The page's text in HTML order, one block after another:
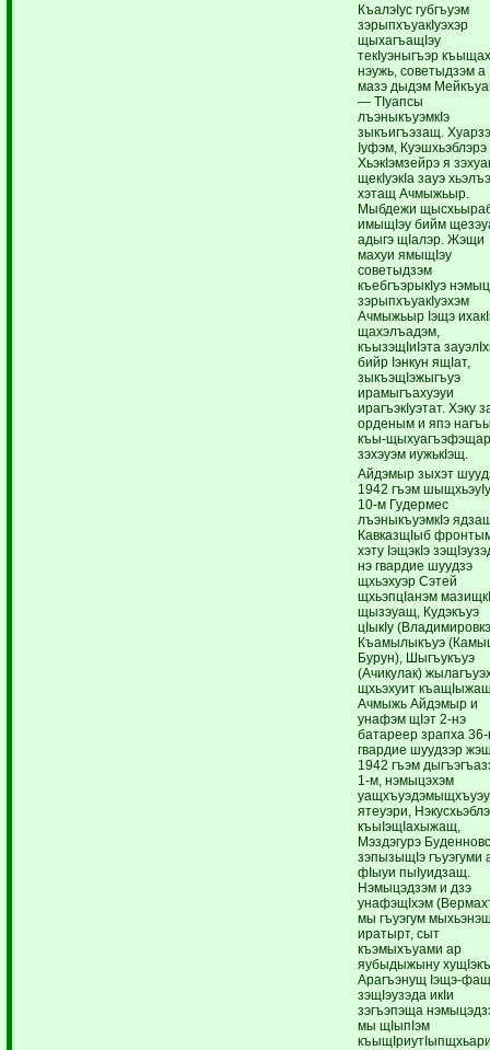
КъалэIус губгъуэм
зэрыпхъуакIуэхэр
щыхагъащIэу
текIуэныгъэр
нэужь, советыдзэм а
мазэ дыдэм
— ТIуапсы
лъэныкъуэмкIэ
зыкъигъэзащ.
Iуфэм, Куэшхьэблэрэ
ХьэкIэмзейрэ я
щекIуэкIа зауэ
хэтащ Ачмыжьыр.
Мыбдежи
имыщIэу бийм
адыгэ щIалэр. Жэщи
махуи ямыщIэу
советыдзэм
къебгъэрыкIуэ
зэрыпхъуакIуэхэм
Ачмыжьыр Iэщэ
щахэлъадэм,
къызэщIиIэта
бийр Iэнкун ящIат,
зыкъэщIэжыгъуэ
ирамыгъахуэуи
ирагъэкIуэтат. Хэку
орденым и япэ
къы-
зэхэуэм иужькIэщ.
Айдэмыр зыхэт
1942 гъэм
10-м Гудермес
лъэныкъуэмкIэ
КавказщIыб
хэту IэщэкIэ
нэ гвардие шуудзэ
щхьэхуэр Сэтей
щхьэпцIанэм
щызэуащ, Кудэкъуэ
цIыкIу
Къамылыкъуэ
Бурун), Шыгъукъуэ
(Ачикулак)
щхьэхуит
Ачмыжь Айдэмыр и
унафэм щIэт 2-нэ
батареер зрапха 36-
гвардие шуудзэр
1942 гъэм
1-м, нэмыцэхэм
уащхъуэдэмыщхъуэу
ятеуэри,
къыIэщIахыжащ,
Мэздэгурэ
зэпызыщIэ гъуэгуми
фIыуи пыIуидзащ.
Нэмыцэдзэм и дзэ
унафэщIхэм
мы гъуэгум
иратырт, сыт
къэмыхъуами ар
яубыдыжыну
Арагъэнущ Iэщэ-
зэщIэузэда икIи
зэгъэпэща
мы щIыпIэм